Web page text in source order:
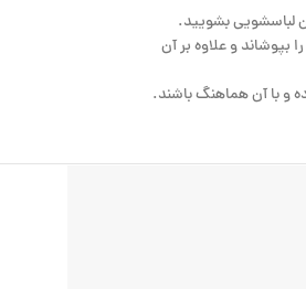
کامل پوشش دهد و دیواره ی تشک شما را بپوشاند و علاوه بر آن